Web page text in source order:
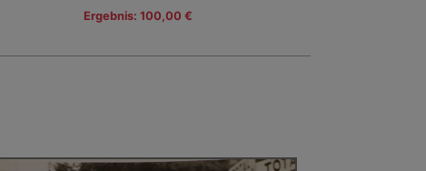
Ergebnis: 100,00 €